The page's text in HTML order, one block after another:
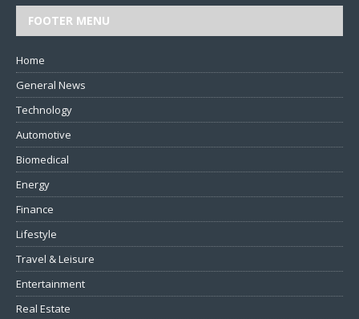
FOOTER MENU
Home
General News
Technology
Automotive
Biomedical
Energy
Finance
Lifestyle
Travel & Leisure
Entertainment
Real Estate